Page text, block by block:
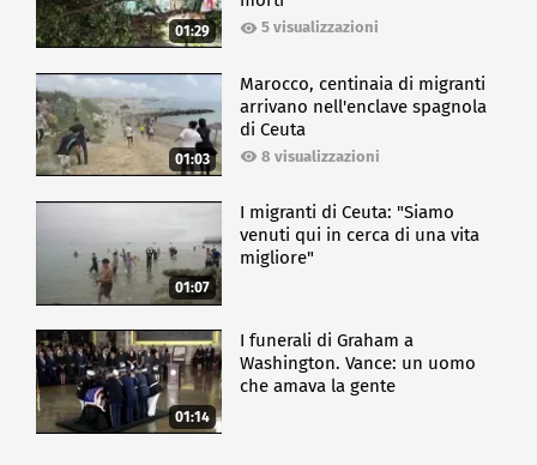
01:29 5 visualizzazioni
01:03
Marocco, centinaia di migranti
arrivano nell'enclave spagnola
di Ceuta
8 visualizzazioni
01:07
I migranti di Ceuta: "Siamo
venuti qui in cerca di una vita
migliore"
01:14
I funerali di Graham a
Washington. Vance: un uomo
che amava la gente